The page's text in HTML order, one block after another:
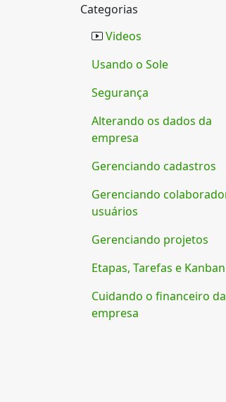
Categorias
Videos
Usando o Sole
Segurança
Alterando os dados da
empresa
Gerenciando cadastros
Gerenciando
usuários
Gerenciando projetos
Etapas, Tarefas e Kanban
Cuidando o financeiro da
empresa